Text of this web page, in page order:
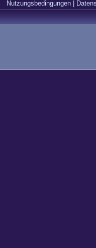
Nutzungsbedingungen|